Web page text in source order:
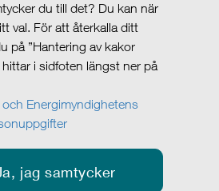
du till det? Du kan när
val. För att återkalla ditt
på ”Hantering av kakor
i sidfoten längst ner på
Energimyndighetens
jag samtycker